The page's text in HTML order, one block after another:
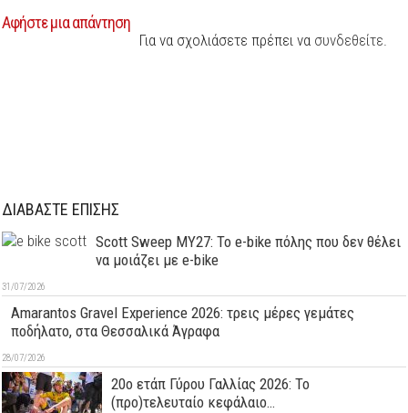
Αφήστε μια απάντηση
Για να σχολιάσετε πρέπει να συνδεθείτε.
ΔΙΑΒΑΣΤΕ ΕΠΙΣΗΣ
Scott Sweep MY27: Το e-bike πόλης που δεν θέλει
να μοιάζει με e-bike
31/07/2026
Amarantos Gravel Experience 2026: τρεις μέρες γεμάτες
ποδήλατο, στα Θεσσαλικά Άγραφα
28/07/2026
20ο ετάπ Γύρου Γαλλίας 2026: Το
(προ)τελευταίο κεφάλαιο…